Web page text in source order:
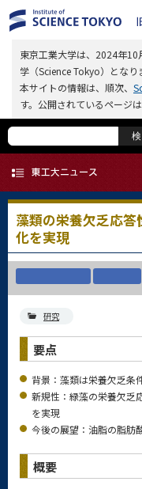
東京工業大学は、2024年
学（Science Tokyo）となり
本サイトの情報は、順次、
す。公開されているページ
藻類の栄養欠乏応
化を実現
研究
要点
背景：藻類は栄養欠乏条
新規性：緑藻の栄養欠乏
を実現
今後の展望：油脂の脂肪
概要